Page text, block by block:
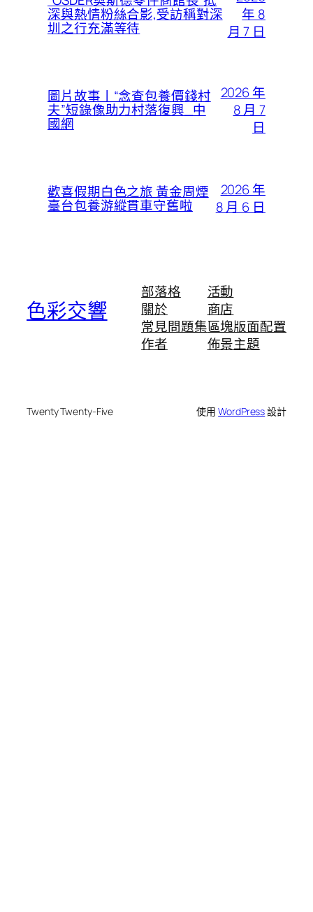
深與熱情粉絲合影,受訪稱對深
圳之行充滿等待
年 8
月 7 日
圖片故事丨“念查包養價錢村
夫”短錄像助力村落復興_中
國網
2026 年
8 月 7
日
歡喜假期白色之旅 黃金周煙
臺台包養游縱貫車守舊啦
2026 年
8 月 6 日
色彩交響
部落格
關於
常見問題集
作者
活動
商店
區塊版面配置
佈景主題
Twenty Twenty-Five 使用WordPress設計